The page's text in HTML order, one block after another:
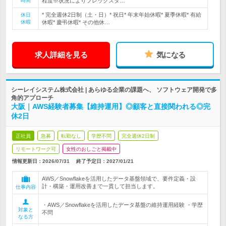
休日
休暇
* 完全週休2日制（土・日）* 祝日* 年末年始休暇* 夏季休暇* 有給
休暇* 慶弔休暇* その他休…
求人詳細を見る 気になる
シーレイシステム株式会社 | あらゆる企業の課題へ、 ソフトウェア開発で多
角的アプローチ
大阪｜AWS経験者募集【維持運用】◎顧客と直接関われる◎完
休2日
正社員 急募 転勤なし 学歴不問 完全週休2日制
リモートワーク可 女性のおしごと掲載中
情報更新日：2026/07/31 終了予定日： 2027/01/21
仕事内容
AWS／Snowflakeを活用したデータ基盤領域で、要件定義・設
計・構築・運用改善まで一貫して担当します。
対象と
なる方
・AWS／Snowflakeを活用したデータ基盤の維持運用経験 ・学歴
不問